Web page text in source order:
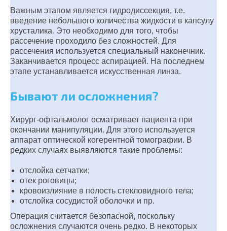
Важным этапом является гидродиссекция, т.е.
введение небольшого количества жидкости в капсулу
хрусталика. Это необходимо для того, чтобы
рассечение проходило без сложностей. Для
рассечения используется специальный наконечник.
Заканчивается процесс аспирацией. На последнем
этапе устанавливается искусственная линза.
Бывают ли осложнения?
Хирург-офтальмолог осматривает пациента при
окончании манипуляции. Для этого используется
аппарат оптической когерентной томографии. В
редких случаях выявляются такие проблемы:
отслойка сетчатки;
отек роговицы;
кровоизлияние в полость стекловидного тела;
отслойка сосудистой оболочки и пр.
Операция считается безопасной, поскольку
осложнения случаются очень редко. В некоторых